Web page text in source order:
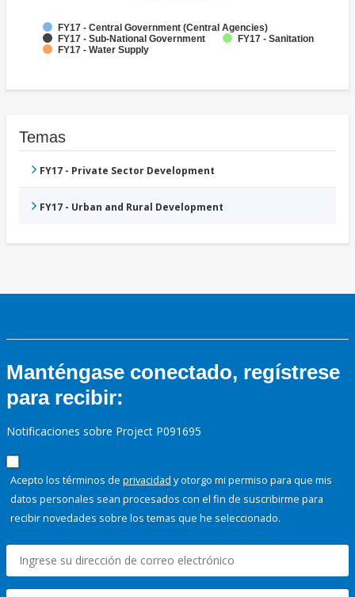
FY17 - Central Government (Central Agencies)
FY17 - Sub-National Government
FY17 - Sanitation
FY17 - Water Supply
Temas
FY17 - Private Sector Development
FY17 - Urban and Rural Development
Manténgase conectado, regístrese
para recibir:
Notificaciones sobre Project P091695
Acepto los términos de privacidad y otorgo mi permiso para que mis
datos personales sean procesados con el fin de suscribirme para
recibir novedades sobre los temas que he seleccionado.